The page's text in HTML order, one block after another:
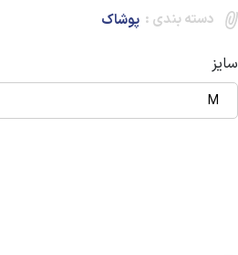
دسته بندی : پوشاک
سایز
M